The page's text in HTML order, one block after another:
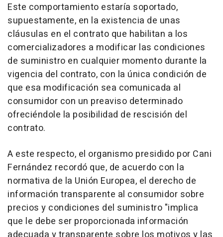
Este comportamiento estaría soportado,
supuestamente, en la existencia de unas
cláusulas en el contrato que habilitan a los
comercializadores a modificar las condiciones
de suministro en cualquier momento durante la
vigencia del contrato, con la única condición de
que esa modificación sea comunicada al
consumidor con un preaviso determinado
ofreciéndole la posibilidad de rescisión del
contrato.
A este respecto, el organismo presidido por Cani
Fernández recordó que, de acuerdo con la
normativa de la Unión Europea, el derecho de
información transparente al consumidor sobre
precios y condiciones del suministro "implica
que le debe ser proporcionada información